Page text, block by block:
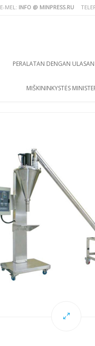
E-MEL: INFO @ MINPRESS.RU
PERALATAN DENGAN ULASAN
MIŠKININKYSTĖS